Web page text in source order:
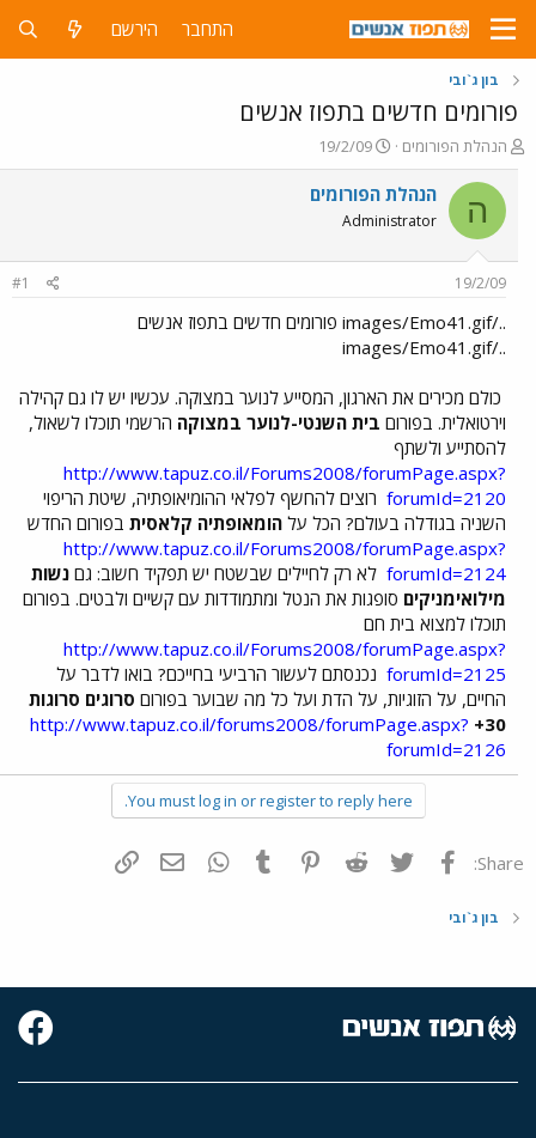
התחבר הירשם
בון ג`ובי
פורומים חדשים בתפוז אנשים
פ
ו
ת
ח
ה
ו
ש
הנהלת הפורומים
פ
ו
ר
ם
ר
י
ך
19/2/09
ה הנהלת הפורומים
Administrator
19/2/09
#1
../images/Emo41.gif פורומים חדשים בתפוז אנשים
../images/Emo41.gif
כולם מכירים את הארגון, המסייע לנוער במצוקה. עכשיו יש לו גם קהילה
וירטואלית. בפורום בית השנטי-לנוער במצוקה הרשמי תוכלו לשאול,
להסתייע ולשתף
http://www.tapuz.co.il/Forums2008/forumPage.aspx?
forumId=2120 רוצים להחשף לפלאי ההומיאופתיה, שיטת הריפוי
השניה בגודלה בעולם? הכל על הומאופתיה קלאסית בפורום החדש
http://www.tapuz.co.il/Forums2008/forumPage.aspx?
forumId=2124 לא רק לחיילים שבשטח יש תפקיד חשוב: גם נשות
מילואימניקים סופגות את הנטל ומתמודדות עם קשיים ולבטים. בפורום
תוכלו למצוא בית חם
http://www.tapuz.co.il/Forums2008/forumPage.aspx?
forumId=2125 נכנסתם לעשור הרביעי בחייכם? בואו לדבר על
החיים, על הזוגיות, על הדת ועל כל מה שבוער בפורום סרוגים סרוגות
30+
http://www.tapuz.co.il/forums2008/forumPage.aspx?
forumId=2126
You must log in or register to reply here.
Share: פייסבוק Twitter
Reddit
Pinterest
Tumblr
WhatsAppדואר אלקטרוני
בון ג`ובי